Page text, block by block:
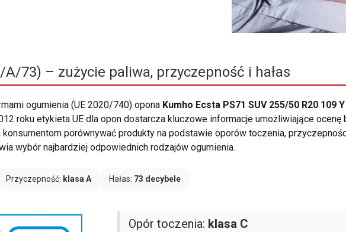
A/73) – zużycie paliwa, przyczepność i hałas
ogumienia (UE 2020/740) opona Kumho Ecsta PS71 SUV 255/50 R20 109 Y
roku etykieta UE dla opon dostarcza kluczowe informacje umożliwiające
porównywać produkty na podstawie oporów toczenia,
wybór najbardziej odpowiednich rodzajów ogumienia.
Przyczepność: klasa A Hałas: 73 decybele
Opór toczenia: klasa C